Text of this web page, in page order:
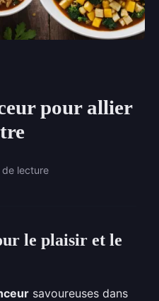
pour allier
de lecture
le plaisir et le
savoureuses dans